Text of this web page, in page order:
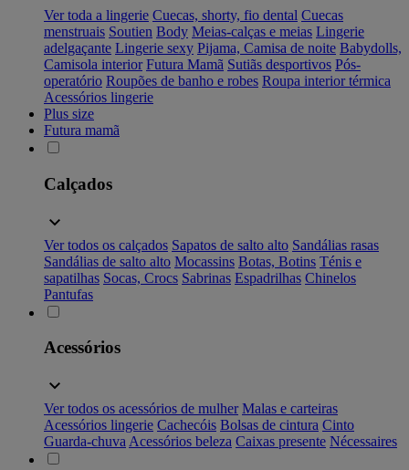
Ver toda a lingerie Cuecas, shorty, fio dental Cuecas
menstruais Soutien Body Meias-calças e meias Lingerie
adelgaçante Lingerie sexy Pijama, Camisa de noite Babydolls,
Camisola interior Futura Mamã Sutiãs desportivos Pós-
operatório Roupões de banho e robes Roupa interior térmica
Acessórios lingerie
Plus size
Futura mamã
Calçados
Ver todos os calçados Sapatos de salto alto Sandálias rasas
Sandálias de salto alto Mocassins Botas, Botins Ténis e
sapatilhas Socas, Crocs Sabrinas Espadrilhas Chinelos
Pantufas
Acessórios
Ver todos os acessórios de mulher Malas e carteiras
Acessórios lingerie Cachecóis Bolsas de cintura Cinto
Guarda-chuva Acessórios beleza Caixas presente Nécessaires